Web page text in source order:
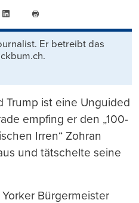
LinkedIn
drucken
Er betreibt das
Trump ist eine Unguided
empfing er den „100-
Irren“ Zohran
und tätschelte seine
Bürgermeister